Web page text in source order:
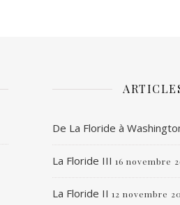
De La Floride à
La Floride III 16 novembre
La Floride II 12 novembre